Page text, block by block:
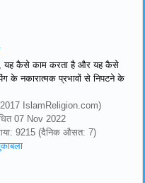
यह कैसे काम करता है और यह कैसे
के नकारात्मक प्रभावों से निपटने के
2017 IslamReligion.com)
07 Nov 2022
9215 (दैनिक औसत: 7)